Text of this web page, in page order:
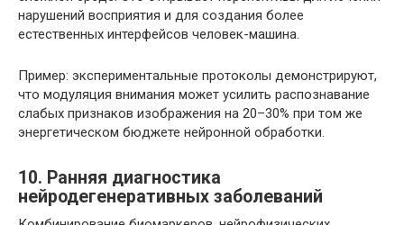
нарушений восприятия и для создания более
естественных интерфейсов человек-машина.
Пример: экспериментальные протоколы демонстрируют,
что модуляция внимания может усилить распознавание
слабых признаков изображения на 20–30% при том же
энергетическом бюджете нейронной обработки.
10. Ранняя диагностика
нейродегенеративных заболеваний